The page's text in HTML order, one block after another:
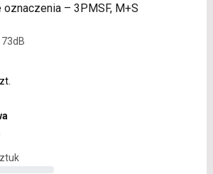
oznaczenia – 3PMSF, M+S
73dB